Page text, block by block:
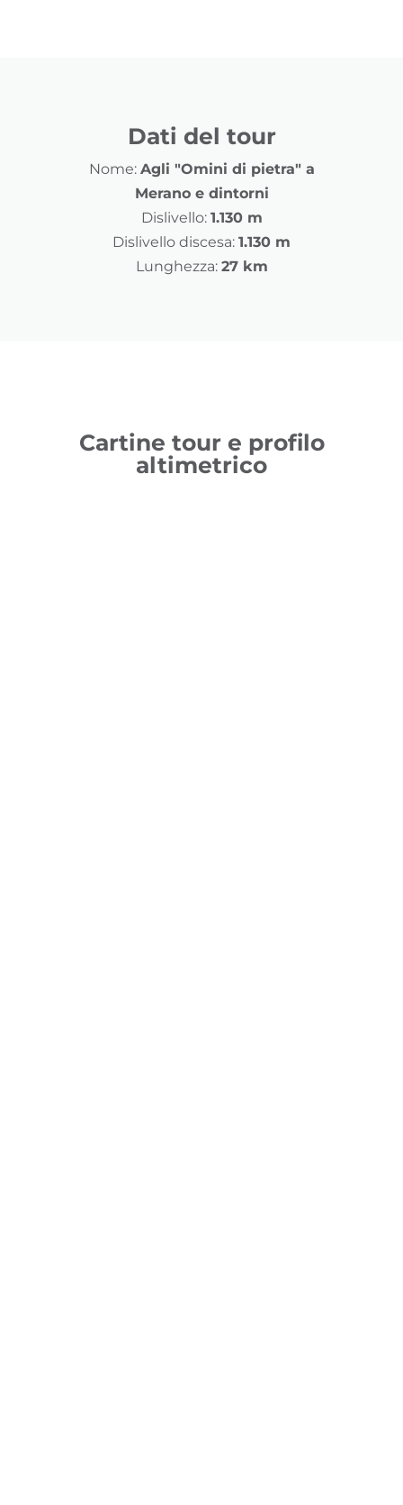
Dati del tour
Nome: Agli "Omini di pietra" a
Merano e dintorni
Dislivello: 1.130 m
Dislivello discesa: 1.130 m
Lunghezza: 27 km
Cartine tour e profilo
altimetrico